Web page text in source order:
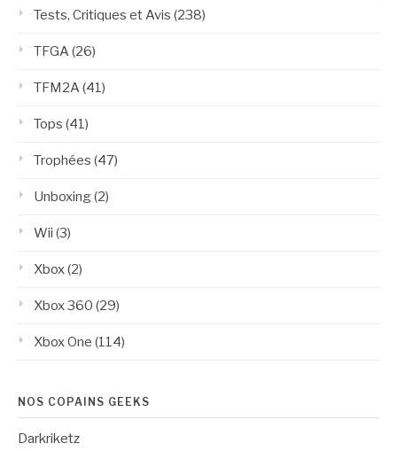
Tests, Critiques et Avis (238)
TFGA(26)
TFM2A(41)
Tops (41)
Trophées (47)
Unboxing(2)
Wii (3)
Xbox(2)
Xbox 360 (29)
Xbox One (114)
NOS COPAINS GEEKS
Darkriketz